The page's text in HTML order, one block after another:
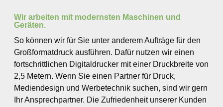
Wir arbeiten mit modernsten Maschinen und
Geräten.
So können wir für Sie unter anderem Aufträge für den
Großformatdruck ausführen. Dafür nutzen wir einen
fortschrittlichen Digitaldrucker mit einer Druckbreite von
2,5 Metern. Wenn Sie einen Partner für Druck,
Mediendesign und Werbetechnik suchen, sind wir gern
Ihr Ansprechpartner. Die Zufriedenheit unserer Kunden